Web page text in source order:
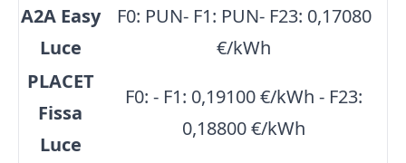
A2A Easy
Luce
F0: PUN- F1: PUN- F23: 0,17080
€/kWh
PLACET
Fissa
Luce
F0: - F1: 0,19100 €/kWh - F23:
0,18800 €/kWh